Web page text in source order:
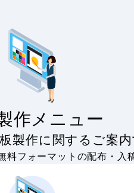
作メニュー
製作に関するご案内
フォーマットの配布・入